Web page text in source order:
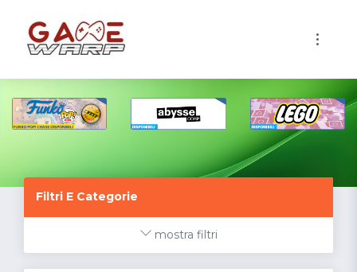
Filtri E Categorie
mostra filtri